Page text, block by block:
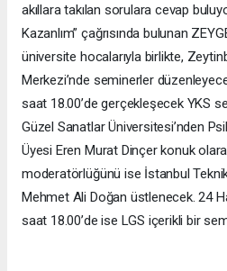
akıllara takılan sorulara cevap
Kazanlım” çağrısında bulunan
üniversite hocalarıyla birlikte,
Merkezi’nde seminerler
saat 18.00’de gerçekleşecek YKS
Güzel Sanatlar Üniversitesi’nden
Üyesi Eren Murat Dinçer konuk
moderatörlüğünü ise İstanbul
Mehmet Ali Doğan üstlenecek. 24
saat 18.00’de ise LGS içerikli bir